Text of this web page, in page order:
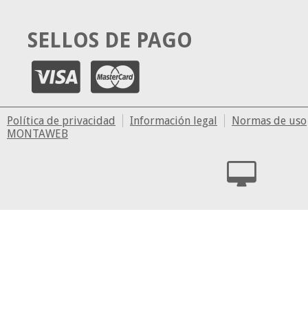
SELLOS DE PAGO
Política de privacidad Información legal
Normas de uso
MONTAWEB